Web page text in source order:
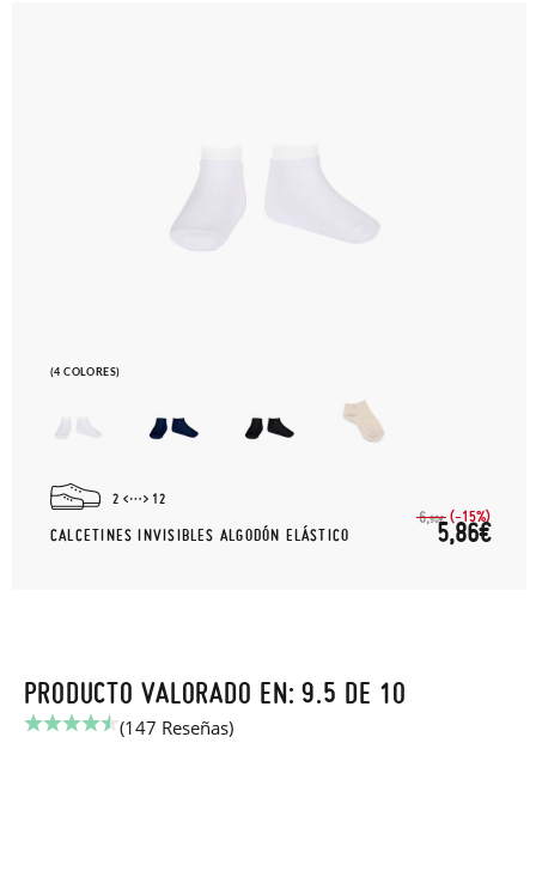
(4 COLORES)
2 12
CALCETINES INVISIBLES ALGODÓN ELÁSTICO
6,90€ (-15%)
5,86€
PRODUCTO VALORADO EN: 9.5 DE 10
(147 Reseñas)